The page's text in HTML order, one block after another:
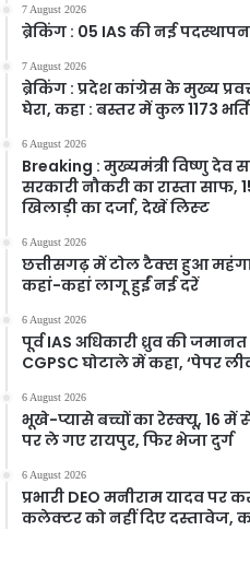
7 August 2026
ब्रेकिंग : 05 IAS की नई
7 August 2026
ब्रेकिंग : प्रदेश कांग्रेस के मुख्य
घेरा, कहा : बस्तर में कुल 1173
6 August 2026
Breaking : मुख्यमंत्री विष्णु देव
सरकारी नौकरी का रास्ता साफ,
खिलाड़ी का दर्जा, देखें लिस्‍ट
6 August 2026
छत्तीसगढ़ में टोल टैक्स हुआ
कहां-कहां लागू हुईं नई दरें
6 August 2026
पूर्व IAS अधिकारी ध्रुव की
CGPSC घोटाले में कहा, ‘पेपर
6 August 2026
भूखे-प्यासे बच्चों का रेस्क्यू, 16 में
पर ले गए रायपुर, फिर भेजा दुर्ग
6 August 2026
प्रभारी DEO मनीराम यादव पर
कलेक्टर को नहीं दिए दस्तावेज,